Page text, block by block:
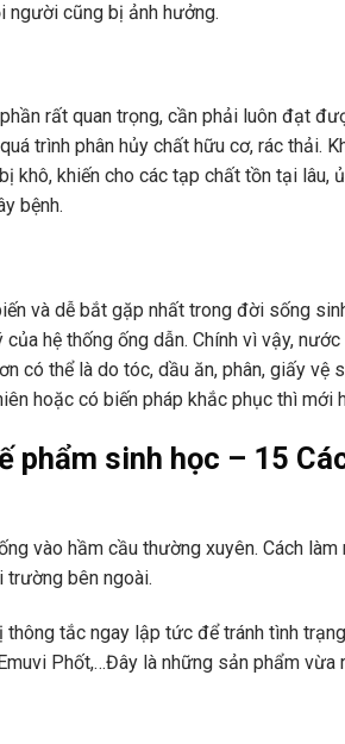
người cũng bị ảnh hưởng.
rất quan trọng, cần phải luôn đạt
trình phân hủy chất hữu cơ, rác thải.
khiến cho các tạp chất tồn tại lâu,
bệnh.
và dễ bắt gặp nhất trong đời sống
hệ thống ống dẫn. Chính vì vậy,
có thể là do tóc, dầu ăn, phân, giấy vệ
hoặc có biến pháp khắc phục thì mới
phẩm sinh học – 15
vào hầm cầu thường xuyên. Cách
trường bên ngoài.
tắc ngay lập tức để tránh tình
Phốt,…Đây là những sản phẩm vừa